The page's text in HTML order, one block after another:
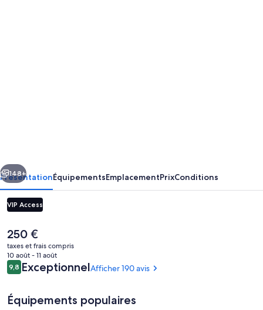
Détail de l’extérieur
Suivant
148+
PrésentationÉquipementsEmplacementPrixConditions
VIP Access
Le
prix
actuel
est
de
250 €
taxes et frais compris
10 août - 11 août
Avis
voyageurs
9,89,8 sur 10
ExceptionnelAfficher 190 avis
Équipements populaires